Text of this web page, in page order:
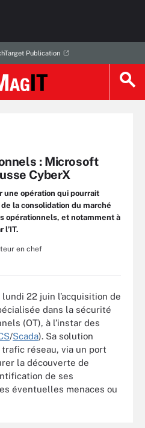
Publication
: Microsoft
CyberX
une opération qui pourrait
la consolidation du marché
opérationnels, et notamment à
l’IT.
en chef
22 juin l’acquisition de
dans la sécurité
(OT), à l’instar des
/Scada). Sa solution
trafic réseau, via un port
la découverte de
de ses
éventuelles menaces ou